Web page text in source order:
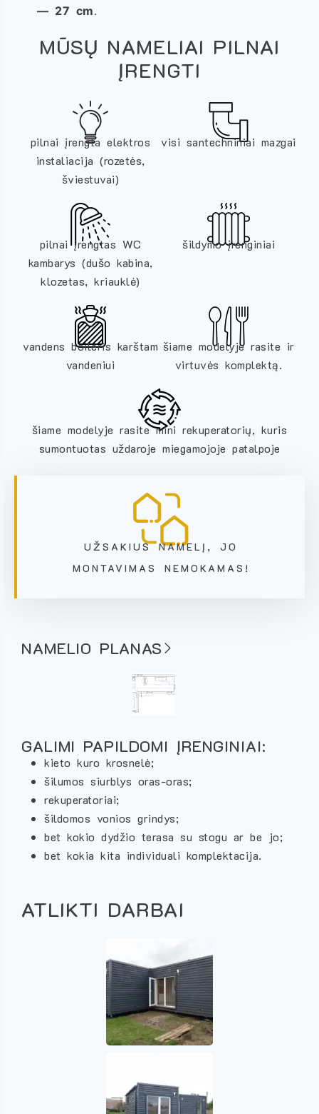
— 27 cm.
MŪSŲ NAMELIAI PILNAI
ĮRENGTI
pilnai įrengta elektros
instaliacija (rozetės,
šviestuvai)
visi santechniniai mazgai
pilnai įrengtas WC
kambarys (dušo kabina,
klozetas, kriauklė)
šildymo įrenginiai
vandens boileris karštam
vandeniui
šiame modelyje rasite ir
virtuvės komplektą.
šiame modelyje rasite mini rekuperatorių, kuris
sumontuotas uždaroje miegamojoje patalpoje
UŽSAKIUS NAMELĮ, JO
MONTAVIMAS NEMOKAMAS!
NAMELIO PLANAS
GALIMI PAPILDOMI ĮRENGINIAI:
kieto kuro krosnelė;
šilumos siurblys oras-oras;
rekuperatoriai;
šildomos vonios grindys;
bet kokio dydžio terasa su stogu ar be jo;
bet kokia kita individuali komplektacija.
ATLIKTI DARBAI